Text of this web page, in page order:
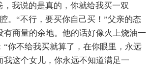
，我说的是真的，你就给我买一双
。“不行，要买你自己买！”父亲的态
有商量的余地。他的话好像火上烧油一
“你不给我买就算了，在你眼里，永远
我这个女儿，你永远不知道满足一